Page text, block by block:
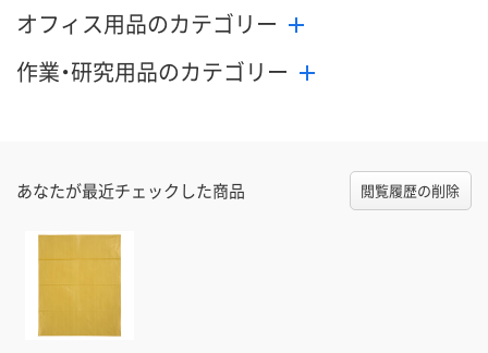
オフィス用品のカテゴリー
作業・研究用品のカテゴリー
あなたが最近チェックした商品 閲覧履歴の削除